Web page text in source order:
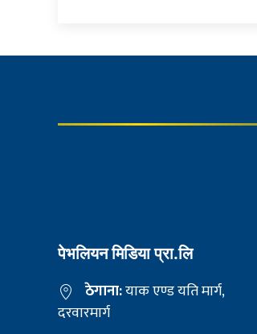
पेभलियन मिडिया प्रा.लि
ठेगाना:याक एण्ड यति मार्ग,
दरवारमार्ग